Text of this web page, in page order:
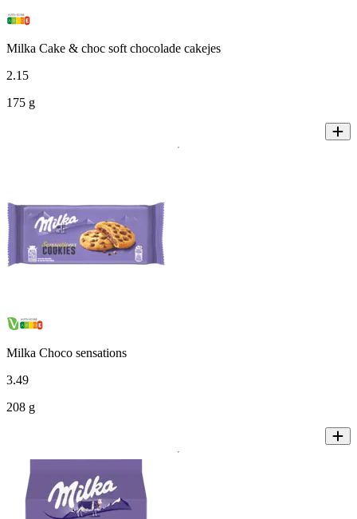
Milka Cake & choc soft chocolade cakejes
2.15
175 g
Milka Choco sensations
3.49
208 g